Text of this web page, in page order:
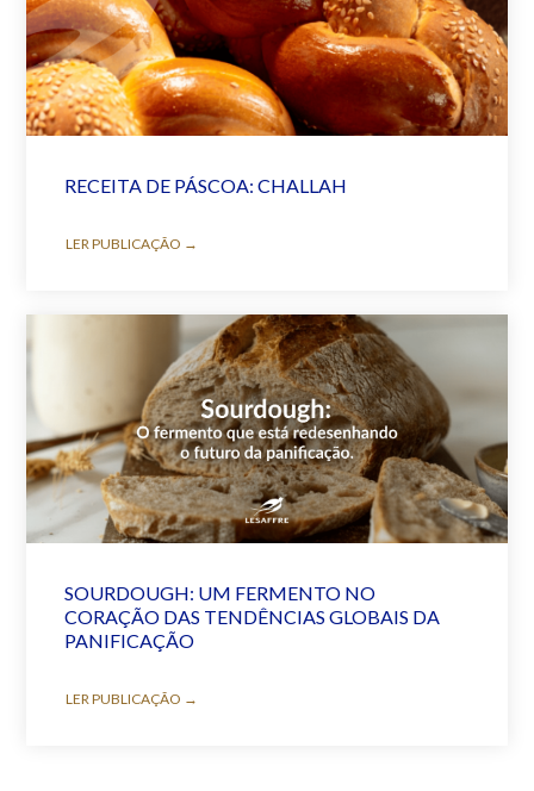
RECEITA DE PÁSCOA: CHALLAH
LER PUBLICAÇÃO →
SOURDOUGH: UM FERMENTO NO
CORAÇÃO DAS TENDÊNCIAS GLOBAIS DA
PANIFICAÇÃO
LER PUBLICAÇÃO →